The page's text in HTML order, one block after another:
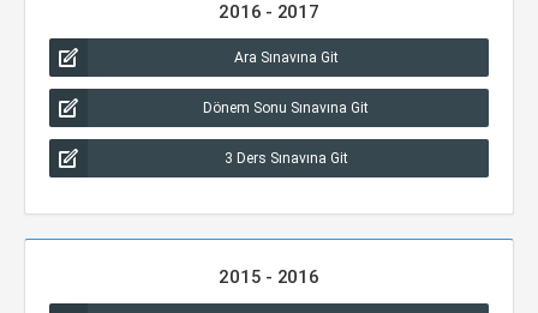
2016 - 2017
Ara Sınavına Git
Dönem Sonu Sınavına Git
3 Ders Sınavına Git
2015 - 2016